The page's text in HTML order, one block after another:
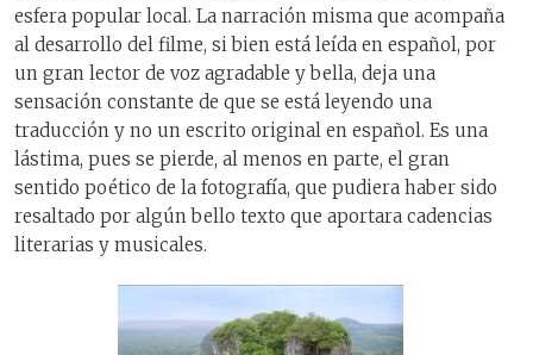
esfera popular local. La narración misma que acompaña
al desarrollo del filme, si bien está leída en español, por
un gran lector de voz agradable y bella, deja una
sensación constante de que se está leyendo una
traducción y no un escrito original en español. Es una
lástima, pues se pierde, al menos en parte, el gran
sentido poético de la fotografía, que pudiera haber sido
resaltado por algún bello texto que aportara cadencias
literarias y musicales.